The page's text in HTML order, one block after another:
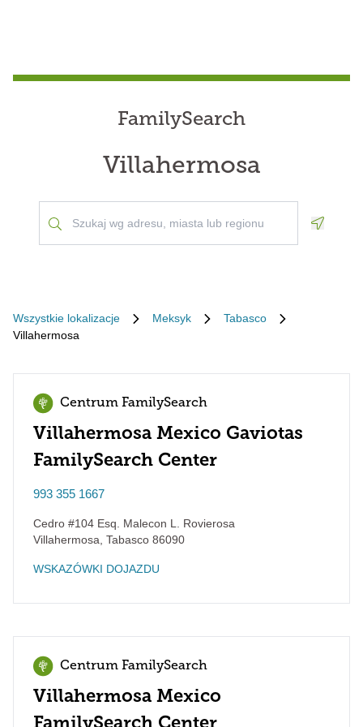
FamilySearch
Villahermosa
Wszystkie lokalizacje Meksyk
Tabasco
Villahermosa
Centrum FamilySearch
Villahermosa Mexico Gaviotas
FamilySearch Center
993 355 1667
Cedro #104 Esq. Malecon L. Rovierosa
Villahermosa Tabasco 86090
WSKAZÓWKI DOJAZDU
Centrum FamilySearch
Villahermosa Mexico
FamilySearch Center